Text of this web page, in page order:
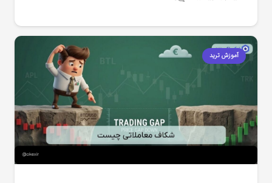
آموزش ترید